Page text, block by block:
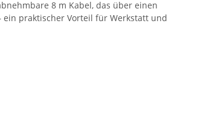
8 m Kabel, das über einen
ein praktischer Vorteil für Werkstatt und